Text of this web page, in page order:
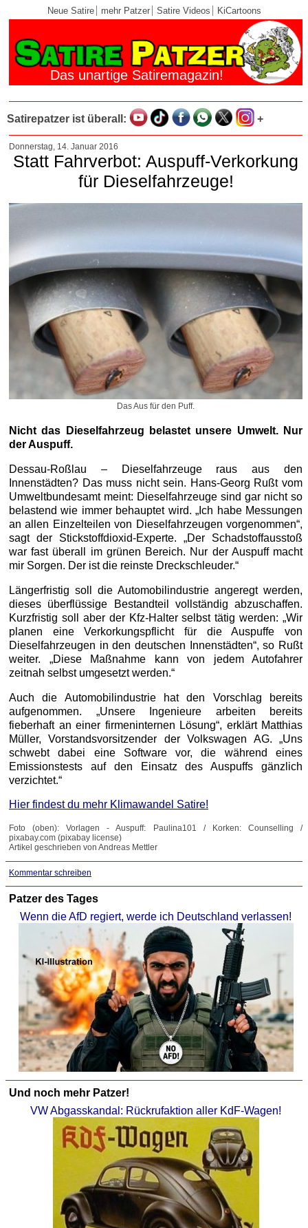
Neue Satire mehr Patzer Satire Videos KiCartoons
Das unartige Satiremagazin!
Satirepatzer ist überall: +
Donnerstag, 14. Januar 2016
Statt Fahrverbot: Auspuff-Verkorkung
für Dieselfahrzeuge!
Das Aus für den Puff.
Nicht das Dieselfahrzeug belastet unsere Umwelt. Nur
der Auspuff.
Dessau-Roßlau – Dieselfahrzeuge raus aus den
Innenstädten? Das muss nicht sein. Hans-Georg Rußt vom
Umweltbundesamt meint: Dieselfahrzeuge sind gar nicht so
belastend wie immer behauptet wird. „Ich habe Messungen
an allen Einzelteilen von Dieselfahrzeugen vorgenommen“,
sagt der Stickstoffdioxid-Experte. „Der Schadstoffausstoß
war fast überall im grünen Bereich. Nur der Auspuff macht
mir Sorgen. Der ist die reinste Dreckschleuder.“
Längerfristig soll die Automobilindustrie angeregt werden,
dieses überflüssige Bestandteil vollständig abzuschaffen.
Kurzfristig soll aber der Kfz-Halter selbst tätig werden: „Wir
planen eine Verkorkungspflicht für die Auspuffe von
Dieselfahrzeugen in den deutschen Innenstädten“, so Rußt
weiter. „Diese Maßnahme kann von jedem Autofahrer
zeitnah selbst umgesetzt werden.“
Auch die Automobilindustrie hat den Vorschlag bereits
aufgenommen. „Unsere Ingenieure arbeiten bereits
fieberhaft an einer firmeninternen Lösung“, erklärt Matthias
Müller, Vorstandsvorsitzender der Volkswagen AG. „Uns
schwebt dabei eine Software vor, die während eines
Emissionstests auf den Einsatz des Auspuffs gänzlich
verzichtet.“
Hier findest du mehr Klimawandel Satire!
Foto (oben): Vorlagen - Auspuff: Paulina101 / Korken: Counselling /
pixabay.com (pixabay license)
Artikel geschrieben von Andreas Mettler
Kommentar schreiben
Patzer des Tages
Wenn die AfD regiert, werde ich Deutschland verlassen!
Und noch mehr Patzer!
VW Abgasskandal: Rückrufaktion aller KdF-Wagen!